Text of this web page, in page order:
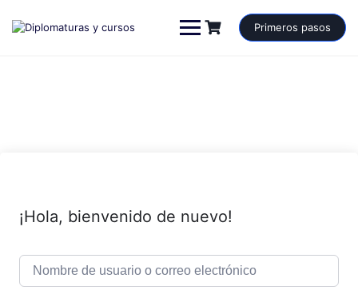
contenido
Primeros pasos
¡Hola, bienvenido de nuevo!